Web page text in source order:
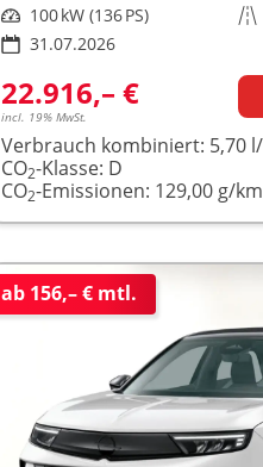
Leistung 100 kW (136 PS) Kilometerstand
31.07.2026
22.916,– €
incl. 19% MwSt.
Verbrauch kombiniert: 5,70
CO2-Klasse: D
CO2-Emissionen: 129,00 g/km
ab 156,– € mtl.